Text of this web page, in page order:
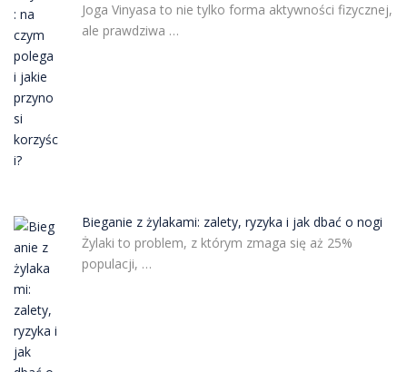
Joga Vinyasa to nie tylko forma aktywności fizycznej,
ale prawdziwa …
Bieganie z żylakami: zalety, ryzyka i jak dbać o nogi
Żylaki to problem, z którym zmaga się aż 25%
populacji, …